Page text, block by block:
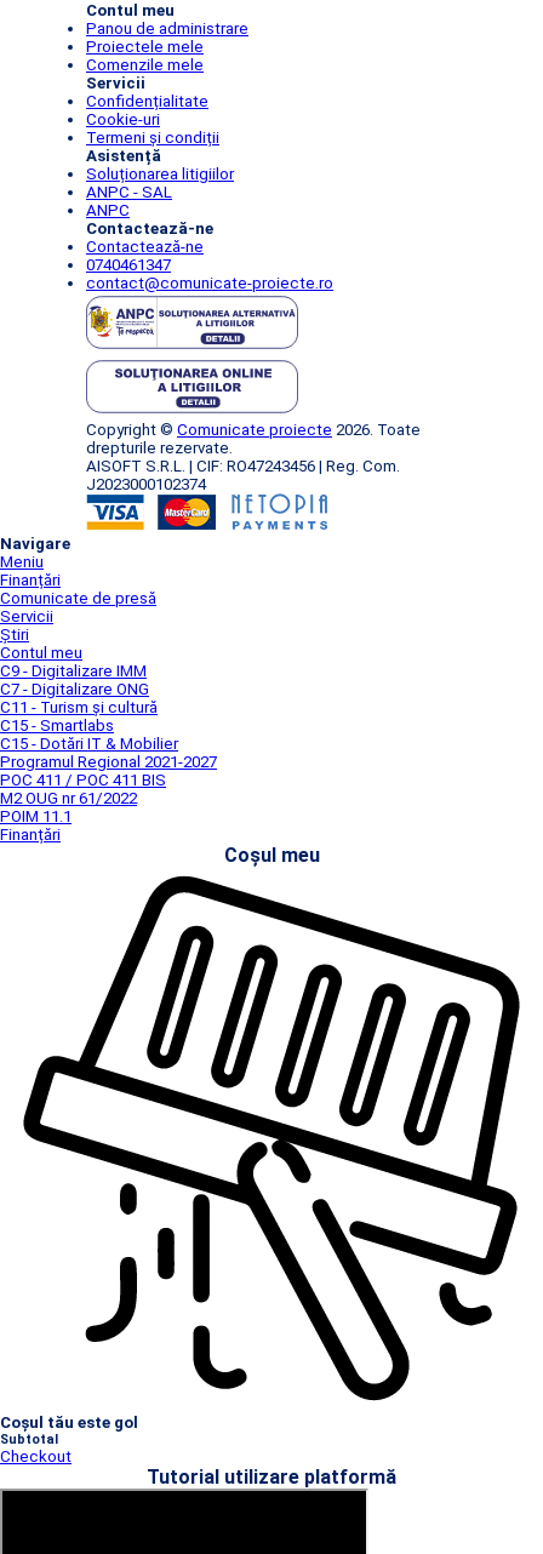
Contul meu
Panou de administrare
Proiectele mele
Comenzile mele
Servicii
Confidențialitate
Cookie-uri
Termeni și condiții
Asistență
Soluționarea litigiilor
ANPC - SAL
ANPC
Contactează-ne
Contactează-ne
0740461347
contact@comunicate-proiecte.ro
Copyright © Comunicate proiecte 2026. Toate
drepturile rezervate.
AISOFT S.R.L. | CIF: RO47243456 | Reg. Com.
J2023000102374
Navigare
Meniu
Finanțări
Comunicate de presă
Servicii
Știri
Contul meu
C9 - Digitalizare IMM
C7 - Digitalizare ONG
C11 - Turism și cultură
C15 - Smartlabs
C15 - Dotări IT & Mobilier
Programul Regional 2021-2027
POC 411 / POC 411 BIS
M2 OUG nr 61/2022
POIM 11.1
Finanțări
Coșul meu
Coșul tău este gol
Subtotal
Checkout
Tutorial utilizare platformă